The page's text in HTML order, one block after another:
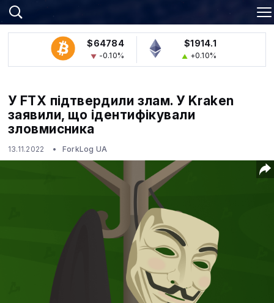
$64784
-0.10%
$1914.1
+0.10%
У FTX підтвердили злам. У Kraken
заявили, що ідентифікували
зловмисника
13.11.2022 ForkLog UA